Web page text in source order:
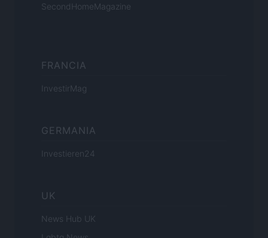
SecondHomeMagazine
FRANCIA
InvestirMag
GERMANIA
Investieren24
UK
News Hub UK